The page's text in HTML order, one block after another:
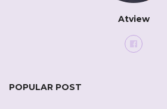
Atview
POPULAR POST